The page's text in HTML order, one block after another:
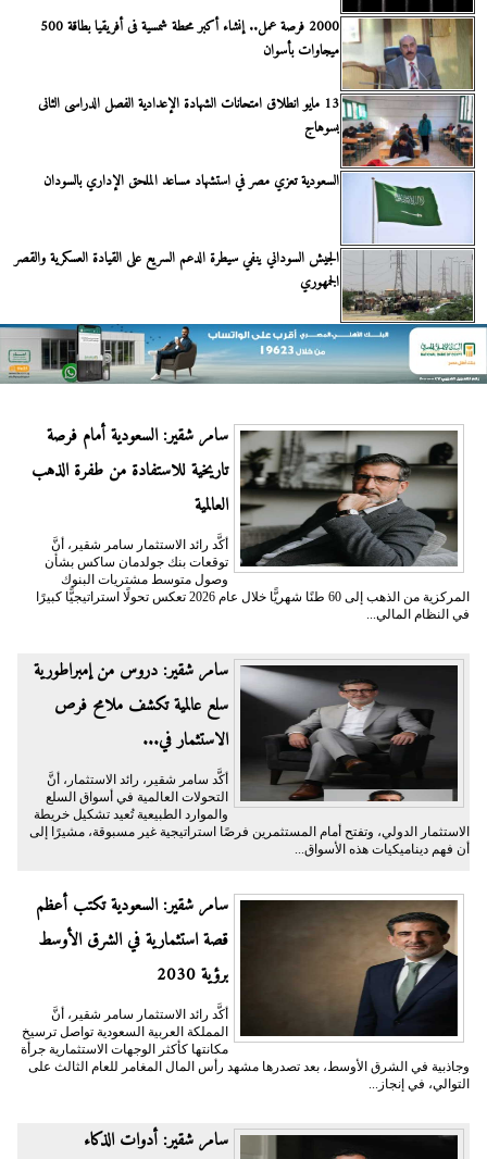
2000 فرصة عمل.. إنشاء أكبر محطة شمسية فى أفريقيا بطاقة 500
ميجاوات بأسوان
13 مايو انطلاق امتحانات الشهادة الإعدادية الفصل الدراسى الثانى
بسوهاج
السعودية تعزي مصر في استشهاد مساعد الملحق الإداري بالسودان
الجيش السوداني ينفي سيطرة الدعم السريع على القيادة العسكرية والقصر
الجمهوري
سامر شقير: السعودية أمام فرصة
تاريخية للاستفادة من طفرة الذهب
العالمية
أكَّد رائد الاستثمار سامر شقير، أنَّ
توقعات بنك جولدمان ساكس بشأن
وصول متوسط مشتريات البنوك
المركزية من الذهب إلى 60 طنًا شهريًّا خلال عام 2026 تعكس تحولًا استراتيجيًّا كبيرًا
في النظام المالي...
سامر شقير: دروس من إمبراطورية
سلع عالمية تكشف ملامح فرص
الاستثمار في...
أكَّد سامر شقير، رائد الاستثمار، أنَّ
التحولات العالمية في أسواق السلع
والموارد الطبيعية تُعيد تشكيل خريطة
الاستثمار الدولي، وتفتح أمام المستثمرين فرصًا استراتيجية غير مسبوقة، مشيرًا إلى
أن فهم ديناميكيات هذه الأسواق...
سامر شقير: السعودية تكتب أعظم
قصة استثمارية في الشرق الأوسط
برؤية 2030
أكَّد رائد الاستثمار سامر شقير، أنَّ
المملكة العربية السعودية تواصل ترسيخ
مكانتها كأكثر الوجهات الاستثمارية جرأة
وجاذبية في الشرق الأوسط، بعد تصدرها مشهد رأس المال المغامر للعام الثالث على
التوالي، في إنجاز...
سامر شقير: أدوات الذكاء